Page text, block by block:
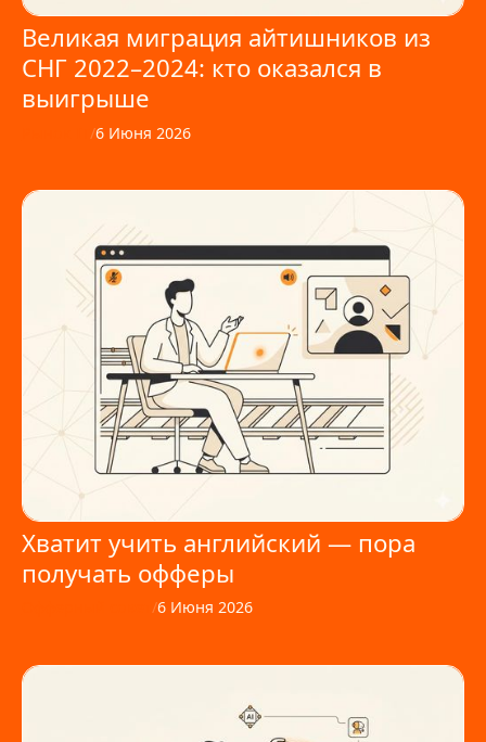
Великая миграция айтишников из
СНГ 2022–2024: кто оказался в
выигрыше
/6 Июня 2026
Хватит учить английский — пора
получать офферы
/6 Июня 2026